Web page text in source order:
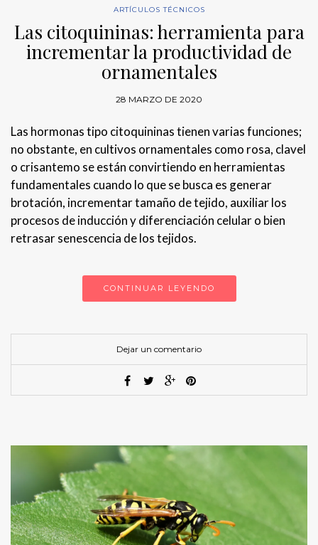
ARTÍCULOS TÉCNICOS
Las citoquininas: herramienta para
incrementar la productividad de
ornamentales
28 MARZO DE 2020
Las hormonas tipo citoquininas tienen varias funciones;
no obstante, en cultivos ornamentales como rosa, clavel
o crisantemo se están convirtiendo en herramientas
fundamentales cuando lo que se busca es generar
brotación, incrementar tamaño de tejido, auxiliar los
procesos de inducción y diferenciación celular o bien
retrasar senescencia de los tejidos.
CONTINUAR LEYENDO
Dejar un comentario